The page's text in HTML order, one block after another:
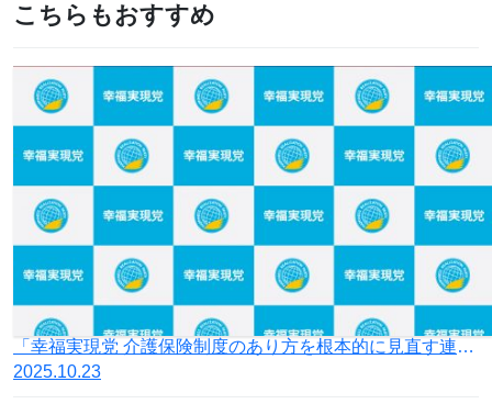
こちらもおすすめ
「幸福実現党 介護保険制度のあり方を根本的に見直す連絡会議」を設立
2025.10.23